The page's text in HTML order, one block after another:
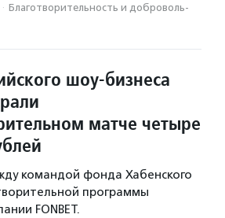
· Благотвори­тель­ность и доброволь­
шоу-бизнеса
матче четыре
командой фонда Хабенского
программы
FONBET.